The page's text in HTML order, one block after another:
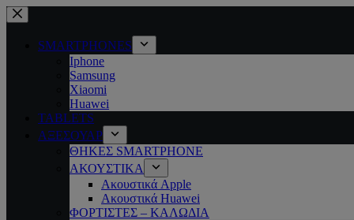
Μετάβαση
στο
περιεχόμενο
SMARTPHONES
Iphone
Samsung
Xiaomi
Huawei
TABLETS
ΑΞΕΣΟΥΑΡ
ΘΗΚΕΣ SMARTPHONE
ΑΚΟΥΣΤΙΚΑ
Ακουστικά Apple
Ακουστικά Huawei
ΦΟΡΤΙΣΤΕΣ – ΚΑΛΩΔΙΑ